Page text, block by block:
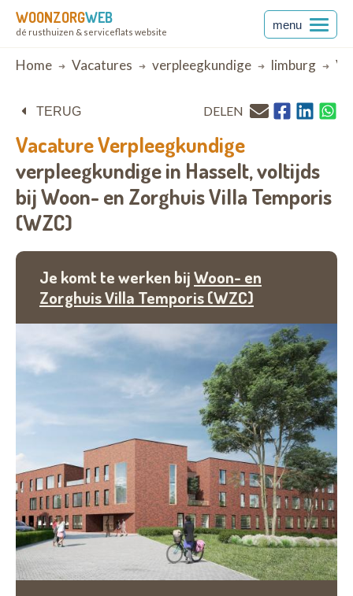
WOONZORGWEB
dé rusthuizen & serviceflats website
menu
Breadcrumb
Home Vacatures verpleegkundige limburg
TERUG DELEN
VacatureVerpleegkundige
verpleegkundige in Hasselt,voltijds
bijWoon- en Zorghuis Villa Temporis
(WZC)
Je komt te werken bijWoon- en
Zorghuis Villa Temporis (WZC)